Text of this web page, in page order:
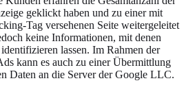
geklickt haben und zu einer mit
Tag versehenen Seite weitergeleitet
keine Informationen, mit denen
lassen. Im Rahmen der
kann es auch zu einer Übermittlung
Daten an die Server der Google LLC.